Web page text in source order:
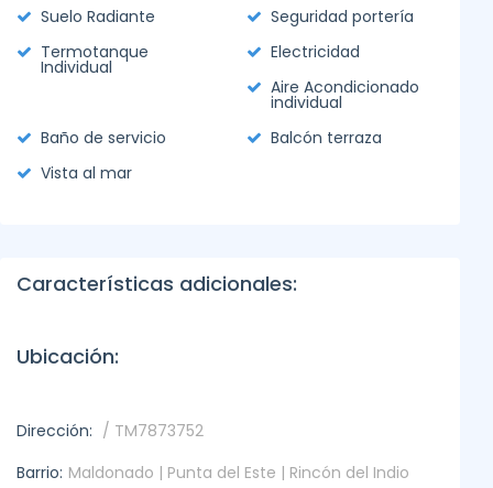
Suelo Radiante
Seguridad portería
Termotanque
Individual
Electricidad
Aire Acondicionado
individual
Baño de servicio
Balcón terraza
Vista al mar
Características adicionales:
Ubicación:
Dirección: / TM7873752
Barrio: Maldonado | Punta del Este | Rincón del Indio